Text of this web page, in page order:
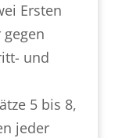
Ersten
gegen
und
5 bis 8,
jeder